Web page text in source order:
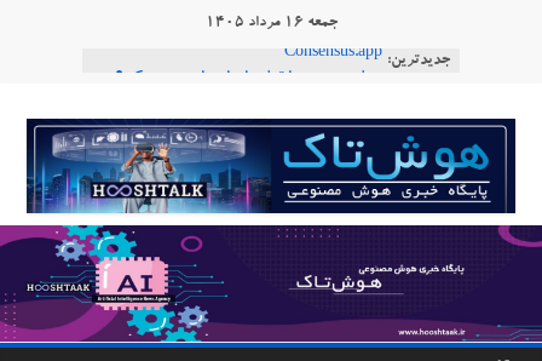
جمعه ۱۶ مرداد ۱۴۰۵
جدیدترین: Consensus.app
طبیعی فارسی
ربات «Aru» محصول شرکت فرانسوی Nio
Robotics
ربات T‑800
هوشتاک
پایگاه
خبری